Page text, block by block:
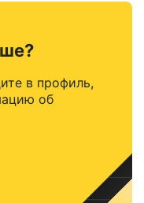
в профиль,
об